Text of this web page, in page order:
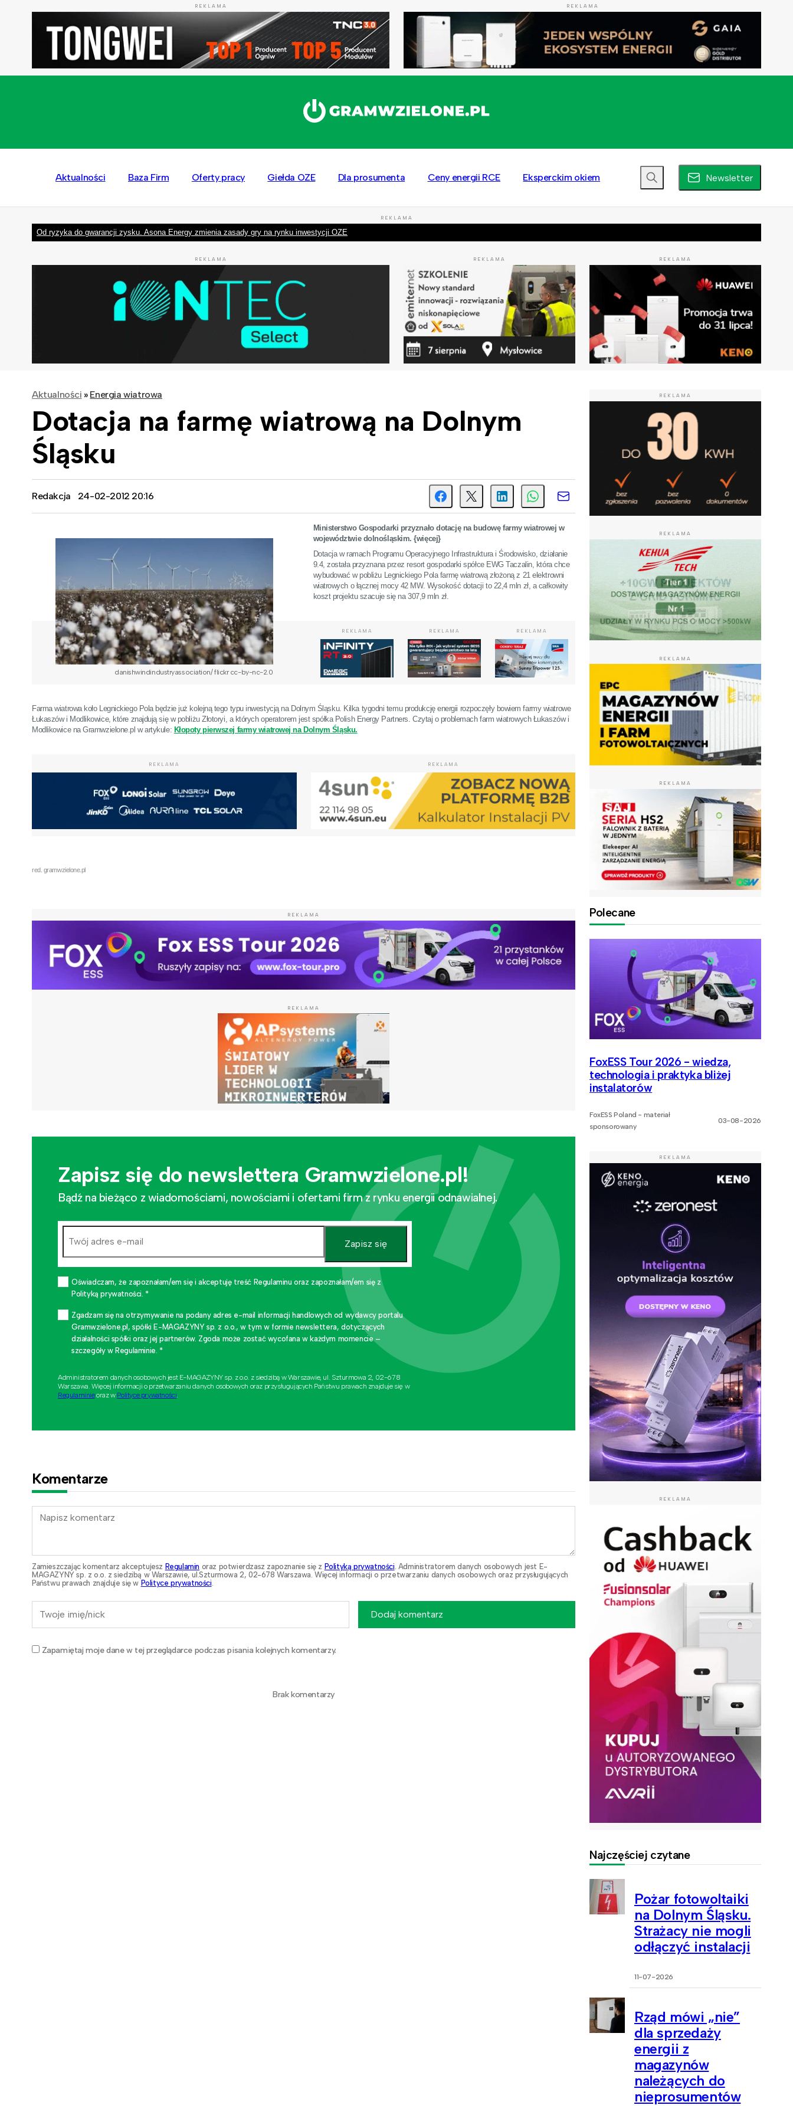
REKLAMA REKLAMA
Aktualności Baza Firm Oferty pracy Giełda OZE Dla prosumenta Ceny energii RCE Eksperckim okiem Newsletter
REKLAMA
Od ryzyka do gwarancji zysku. Asona Energy zmienia zasady gry na rynku inwestycji OZE
REKLAMA REKLAMA REKLAMA
Aktualności » Energia wiatrowa
Dotacja na farmę wiatrową na Dolnym
Śląsku
Redakcja 24-02-2012 20:16
danishwindindustryassociation/ flickr cc-by-nc-2.0
Ministerstwo Gospodarki przyznało dotację na budowę farmy wiatrowej w
województwie dolnośląskim. {więcej}
Dotacja w ramach Programu Operacyjnego Infrastruktura i Środowisko, działanie
9.4, została przyznana przez resort gospodarki spółce EWG Taczalin, która chce
wybudować w pobliżu Legnickiego Pola farmę wiatrową złożoną z 21 elektrowni
wiatrowych o łącznej mocy 42 MW. Wysokość dotacji to 22,4 mln zł, a całkowity
koszt projektu szacuje się na 307,9 mln zł.
REKLAMA REKLAMA REKLAMA
Farma wiatrowa koło Legnickiego Pola będzie już kolejną tego typu inwestycją na Dolnym Śląsku. Kilka tygodni temu produkcję energii rozpoczęły bowiem farmy wiatrowe
Łukaszów i Modlikowice, które znajdują się w pobliżu Złotoryi, a których operatorem jest spółka Polish Energy Partners. Czytaj o problemach farm wiatrowych Łukaszów i
Modlikowice na Gramwzielone.pl w artykule: Kłopoty pierwszej farmy wiatrowej na Dolnym Śląsku.
REKLAMA REKLAMA
red. gramwzielone.pl
REKLAMA
REKLAMA
Zapisz się do newslettera Gramwzielone.pl!
Bądź na bieżąco z wiadomościami, nowościami i ofertami firm z rynku energii odnawialnej.
Zapisz się
Oświadczam, że zapoznałam/em się i akceptuję treść Regulaminu oraz zapoznałam/em się z
Polityką prywatności. *
Zgadzam się na otrzymywanie na podany adres e-mail informacji handlowych od wydawcy portalu
Gramwzielone.pl, spółki E-MAGAZYNY sp. z o.o., w tym w formie newslettera, dotyczących
działalności spółki oraz jej partnerów. Zgoda może zostać wycofana w każdym momencie –
szczegóły w Regulaminie. *
Administratorem danych osobowych jest E-MAGAZYNY sp. z o.o. z siedzibą w Warszawie, ul. Szturmowa 2, 02-678
Warszawa. Więcej informacji o przetwarzaniu danych osobowych oraz przysługujących Państwu prawach znajduje się w
Regulaminieoraz w Polityce prywatności
Komentarze
Zamieszczając komentarz akceptujesz Regulamin oraz potwierdzasz zapoznanie się z Polityką prywatności . Administratorem danych osobowych jest E-
MAGAZYNY sp. z o.o. z siedzibą w Warszawie, ul.Szturmowa 2, 02-678 Warszawa. Więcej informacji o przetwarzaniu danych osobowych oraz przysługujących
Państwu prawach znajduje się w Polityce prywatności
Zapamiętaj moje dane w tej przeglądarce podczas pisania kolejnych komentarzy.
Dodaj komentarz
Brak komentarzy
REKLAMA
REKLAMA
REKLAMA
REKLAMA
Polecane
FoxESS Tour 2026 - wiedza,
technologia i praktyka bliżej
instalatorów
FoxESS Poland - materiał
sponsorowany
03-08-2026
REKLAMA
REKLAMA
Najczęściej czytane
Pożar fotowoltaiki
na Dolnym Śląsku.
Strażacy nie mogli
odłączyć instalacji
11-07-2026
Rząd mówi „nie”
dla sprzedaży
energii z
magazynów
należących do
nieprosumentów